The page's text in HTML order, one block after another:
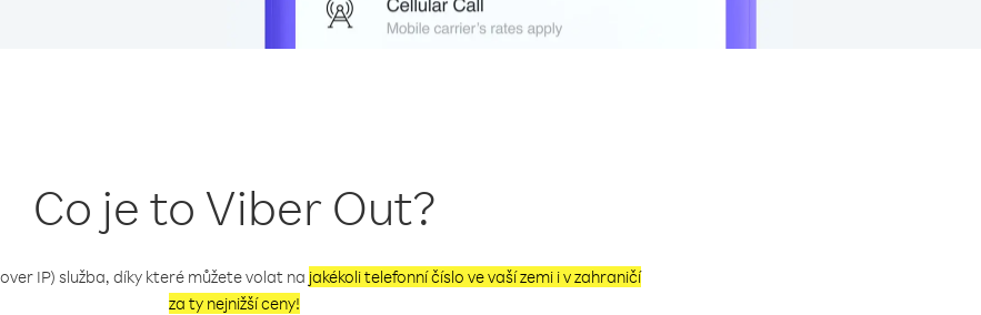
Co je to Viber Out?
IP) služba, díky které můžete volat na jakékoli telefonní číslo ve vaší zemi i v zahraničí
za ty nejnižší ceny!